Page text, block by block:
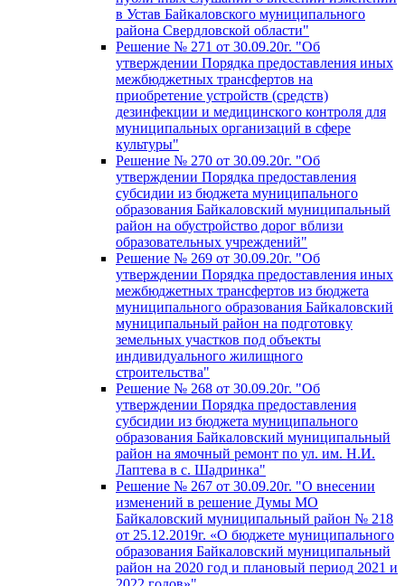
в Устав Байкаловского муниципального
района Свердловской области"
Решение № 271 от 30.09.20г. "Об
утверждении Порядка предоставления иных
межбюджетных трансфертов на
приобретение устройств (средств)
дезинфекции и медицинского контроля для
муниципальных организаций в сфере
культуры"
Решение № 270 от 30.09.20г. "Об
утверждении Порядка предоставления
субсидии из бюджета муниципального
образования Байкаловский муниципальный
район на обустройство дорог вблизи
образовательных учреждений"
Решение № 269 от 30.09.20г. "Об
утверждении Порядка предоставления иных
межбюджетных трансфертов из бюджета
муниципального образования Байкаловский
муниципальный район на подготовку
земельных участков под объекты
индивидуального жилищного
строительства"
Решение № 268 от 30.09.20г. "Об
утверждении Порядка предоставления
субсидии из бюджета муниципального
образования Байкаловский муниципальный
район на ямочный ремонт по ул. им. Н.И.
Лаптева в с. Шадринка"
Решение № 267 от 30.09.20г. "О внесении
изменений в решение Думы МО
Байкаловский муниципальный район № 218
от 25.12.2019г. «О бюджете муниципального
образования Байкаловский муниципальный
район на 2020 год и плановый период 2021 и